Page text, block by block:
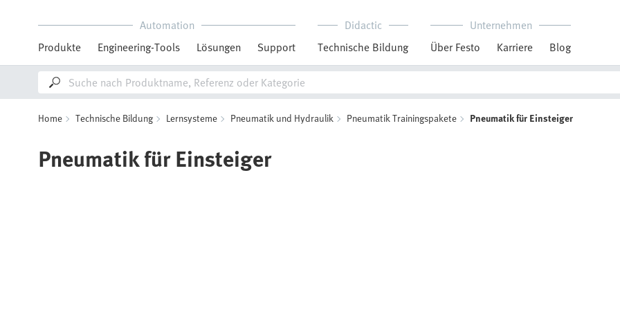
Automation
Produkte
Engineering-Tools Lösungen Support
Didactic
Technische Bildung
Unternehmen
Über Festo
Karriere Blog
Home Technische Bildung Lernsysteme Pneumatik und Hydraulik Pneumatik Trainingspakete Pneumatik für Einsteiger
Pneumatik für Einsteiger